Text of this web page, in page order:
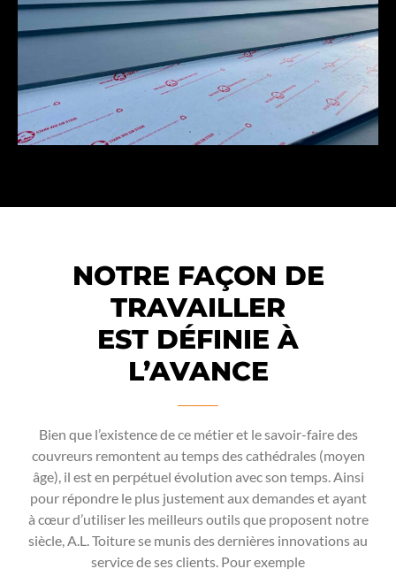
NOTRE FAÇON DE
TRAVAILLER
EST DÉFINIE À
L’AVANCE
Bien que l’existence de ce métier et le savoir-faire des
couvreurs remontent au temps des cathédrales (moyen
âge), il est en perpétuel évolution avec son temps. Ainsi
pour répondre le plus justement aux demandes et ayant
à cœur d’utiliser les meilleurs outils que proposent notre
siècle, A.L. Toiture se munis des dernières innovations au
service de ses clients. Pour exemple